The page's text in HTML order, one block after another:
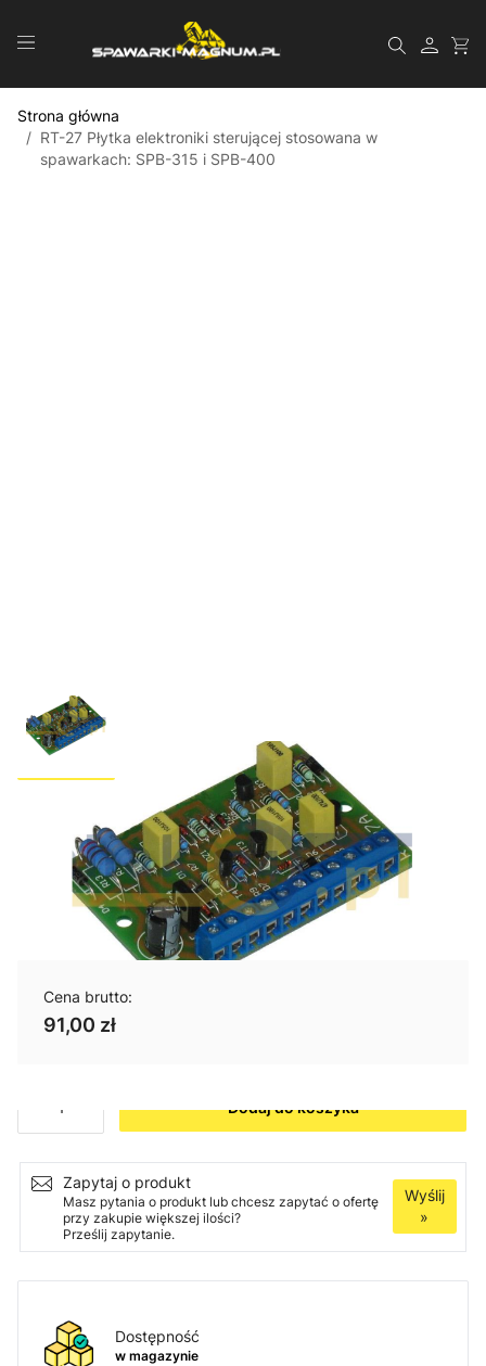
Szukaj
Strona główna
/ RT-27 Płytka elektroniki sterującej stosowana w
spawarkach: SPB-315 i SPB-400
RT-27 Płytka elektroniki
sterującej stosowana w
spawarkach: SPB-315 i SPB-400
Cena brutto:
91,00 zł
Dodaj do koszyka
Zapytaj o produkt
Masz pytania o produkt lub chcesz zapytać o ofertę
przy zakupie większej ilości?
Prześlij zapytanie.
Wyślij
»
Dostępność
w magazynie